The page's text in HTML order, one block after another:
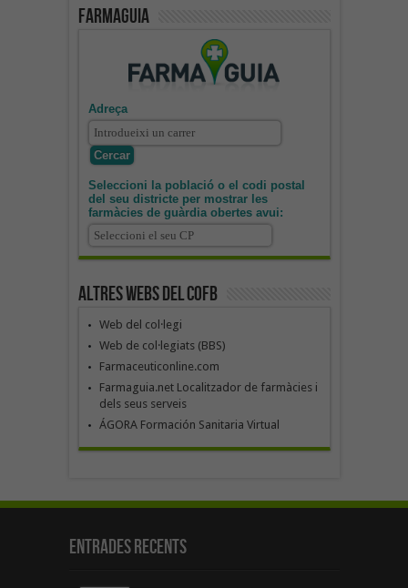
Farmaguia
Adreça
Seleccioni la població o el codi postal
del seu districte per mostrar les
farmàcies de guàrdia obertes avui:
Altres webs del COFB
Web del col·legi
Web de col·legiats (BBS)
Farmaceuticonline.com
Farmaguia.net Localitzador de farmàcies i
dels seus serveis
ÁGORA Formación Sanitaria Virtual
Entrades recents